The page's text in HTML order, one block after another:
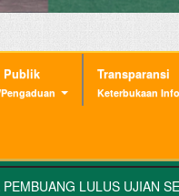
Publik Transparansi
Keterbukaan
LULUS UJIAN